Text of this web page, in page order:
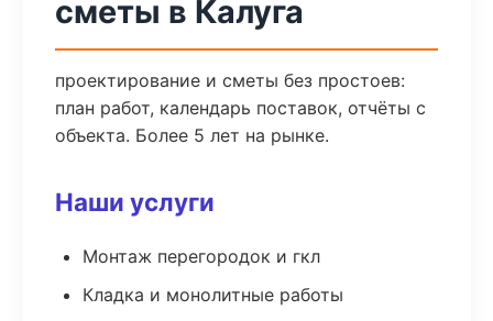
сметы в Калуга
проектирование и сметы без простоев:
план работ, календарь поставок, отчёты с
объекта. Более 5 лет на рынке.
Наши услуги
Монтаж перегородок и гкл
Кладка и монолитные работы